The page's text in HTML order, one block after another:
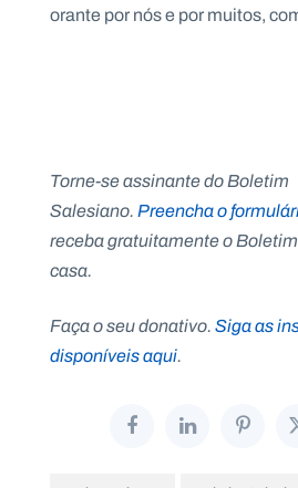
orante por nós e por muitos,
Torne-se assinante do Boletim
Salesiano.Preencha o
receba gratuitamente o
casa.
Faça o seu donativo.Siga as
disponíveis aqui.